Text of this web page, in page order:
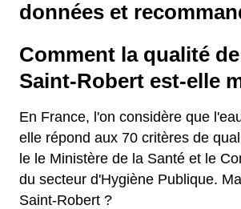
données et
Comment la qualité
Saint-Robert est-elle
En France, l'on considère que
elle répond aux 70 critères de
le le Ministère de la Santé et le
du secteur d'Hygiène Publique.
Saint-Robert ?